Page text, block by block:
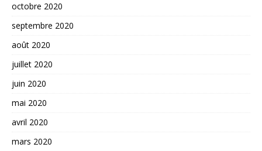
octobre 2020
septembre 2020
août 2020
juillet 2020
juin 2020
mai 2020
avril 2020
mars 2020